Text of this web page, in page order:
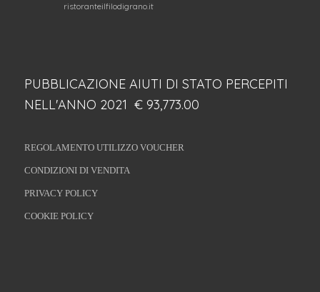
ristoranteilfilodigrano.it
PUBBLICAZIONE AIUTI DI STATO PERCEPITI
NELL'ANNO 2021 € 93,773.00
REGOLAMENTO UTILIZZO VOUCHER
CONDIZIONI DI VENDITA
PRIVACY POLICY
COOKIE POLICY